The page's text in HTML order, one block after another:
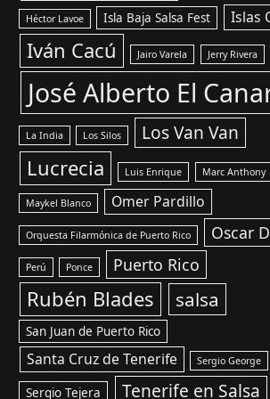
Héctor Lavoe Isla Baja Salsa Fest Islas
Iván Cacú Jairo Varela Jerry Rivera
José Alberto El
La India Los Silos Los Van Van
Lucrecia Luis Enrique Marc Anthony
Maykel Blanco Omer Pardillo
Orquesta Filarmónica de Puerto Rico Oscar
Perú Ponce Puerto Rico
Rubén Blades salsa
San Juan de Puerto Rico
Santa Cruz de Tenerife Sergio George
Sergio Tejera Tenerife en Salsa